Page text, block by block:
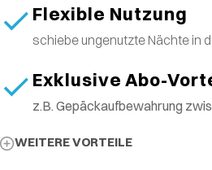
Flexible Nutzung
schiebe ungenutzte Nächte in
Exklusive Abo-
z.B. Gepäckaufbewahrung
WEITERE VORTEILE